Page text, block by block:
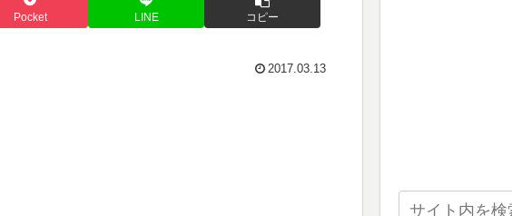
Pocket LINE コピー
2017.03.13